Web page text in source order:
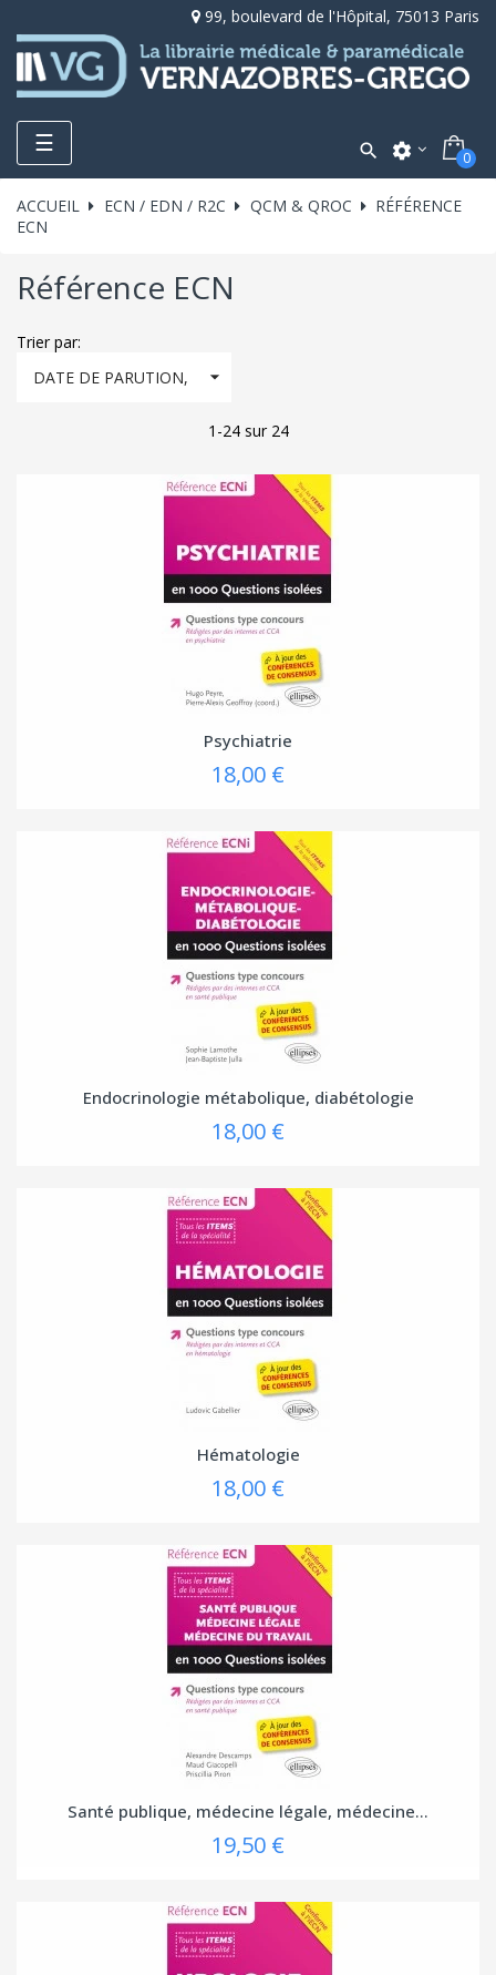
99, boulevard de l'Hôpital, 75013 Paris
Toggle
navigation
☰  settings 0
ACCUEIL ECN / EDN / R2C QCM & QROC
RÉFÉRENCE
ECN
Référence ECN
Trier par:
DATE DE PARUTION,

1-24 sur 24
Psychiatrie
18,00 €
Endocrinologie métabolique, diabétologie
18,00 €
Hématologie
18,00 €
Santé publique, médecine légale, médecine...
19,50 €